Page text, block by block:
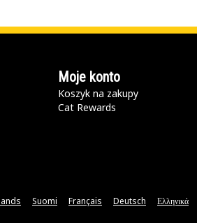
Moje konto
Koszyk na zakupy
Cat Rewards
Suomi Français Deutsch Ελληνικά